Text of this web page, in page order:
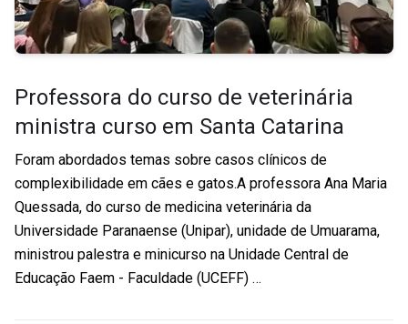
Professora do curso de veterinária
ministra curso em Santa Catarina
Foram abordados temas sobre casos clínicos de
complexibilidade em cães e gatos.A professora Ana Maria
Quessada, do curso de medicina veterinária da
Universidade Paranaense (Unipar), unidade de Umuarama,
ministrou palestra e minicurso na Unidade Central de
Educação Faem - Faculdade (UCEFF) …